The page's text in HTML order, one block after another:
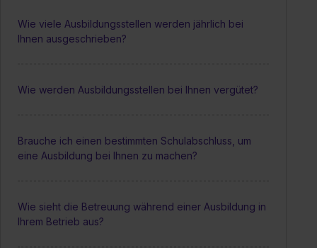
Wie viele Ausbildungsstellen werden jährlich bei
Ihnen ausgeschrieben?
Wie werden Ausbildungsstellen bei Ihnen vergütet?
Brauche ich einen bestimmten Schulabschluss, um
eine Ausbildung bei Ihnen zu machen?
Wie sieht die Betreuung während einer Ausbildung in
Ihrem Betrieb aus?